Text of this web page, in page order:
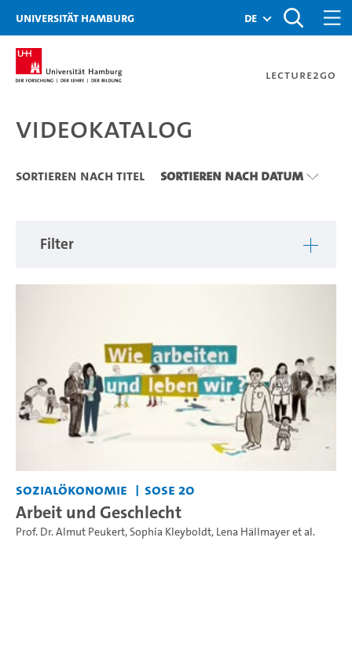
Zu den Filtern
Zur Metanavigation
Zur Hauptnavigation
Zur Suche
Zum Inhalt
Zum Seitenfuss
Universität Hamburg de
Lecture2Go
Videokatalog
Videokatalog
Sortieren nach Titel Sortieren nach Datum
Filter
Sozialökonomie SoSe 20
Arbeit und Geschlecht
Prof. Dr. Almut Peukert,Sophia Kleyboldt, Lena Hällmayeret al.